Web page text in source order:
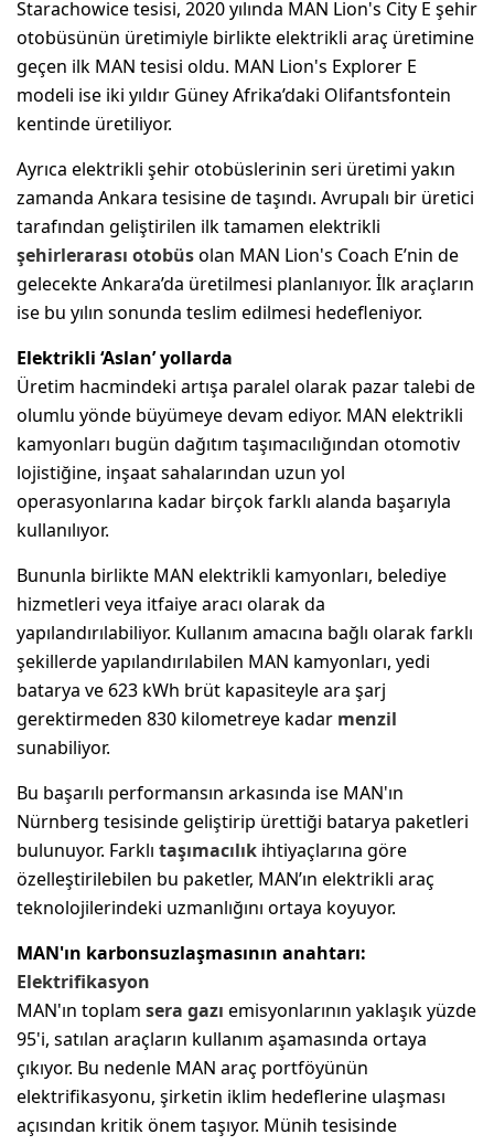
Starachowice tesisi, 2020 yılında MAN Lion's City E şehir
otobüsünün üretimiyle birlikte elektrikli araç üretimine
geçen ilk MAN tesisi oldu. MAN Lion's Explorer E
modeli ise iki yıldır Güney Afrika’daki Olifantsfontein
kentinde üretiliyor.
Ayrıca elektrikli şehir otobüslerinin seri üretimi yakın
zamanda Ankara tesisine de taşındı. Avrupalı bir üretici
tarafından geliştirilen ilk tamamen elektrikli
şehirlerarası otobüsolan MAN Lion's Coach E’nin de
gelecekte Ankara’da üretilmesi planlanıyor. İlk araçların
ise bu yılın sonunda teslim edilmesi hedefleniyor.
Elektrikli ‘Aslan’ yollarda
Üretim hacmindeki artışa paralel olarak pazar talebi de
olumlu yönde büyümeye devam ediyor. MAN elektrikli
kamyonları bugün dağıtım taşımacılığından otomotiv
lojistiğine, inşaat sahalarından uzun yol
operasyonlarına kadar birçok farklı alanda başarıyla
kullanılıyor.
Bununla birlikte MAN elektrikli kamyonları, belediye
hizmetleri veya itfaiye aracı olarak da
yapılandırılabiliyor. Kullanım amacına bağlı olarak farklı
şekillerde yapılandırılabilen MAN kamyonları, yedi
batarya ve 623 kWh brüt kapasiteyle ara şarj
gerektirmeden 830 kilometreye kadar menzil
sunabiliyor.
Bu başarılı performansın arkasında ise MAN'ın
Nürnberg tesisinde geliştirip ürettiği batarya paketleri
bulunuyor. Farklı taşımacılık ihtiyaçlarına göre
özelleştirilebilen bu paketler, MAN’ın elektrikli araç
teknolojilerindeki uzmanlığını ortaya koyuyor.
MAN'ın karbonsuzlaşmasının anahtarı:
Elektrifikasyon
MAN'ın toplam sera gazı emisyonlarının yaklaşık yüzde
95'i, satılan araçların kullanım aşamasında ortaya
çıkıyor. Bu nedenle MAN araç portföyünün
elektrifikasyonu, şirketin iklim hedeflerine ulaşması
açısından kritik önem taşıyor. Münih tesisinde